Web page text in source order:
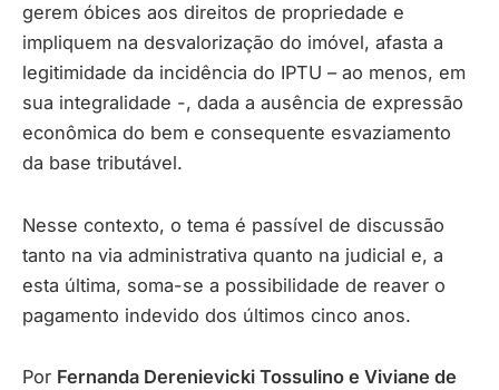
gerem óbices aos direitos de propriedade e
impliquem na desvalorização do imóvel, afasta a
legitimidade da incidência do IPTU – ao menos, em
sua integralidade -, dada a ausência de expressão
econômica do bem e consequente esvaziamento
da base tributável.
Nesse contexto, o tema é passível de discussão
tanto na via administrativa quanto na judicial e, a
esta última, soma-se a possibilidade de reaver o
pagamento indevido dos últimos cinco anos.
Por Fernanda Derenievicki Tossulino e Viviane de